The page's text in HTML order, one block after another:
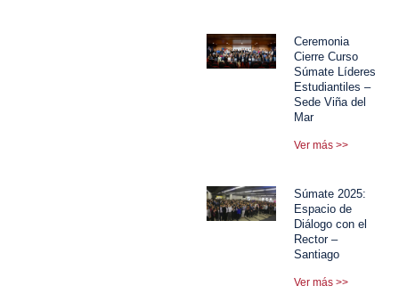
Ceremonia
Cierre Curso
Súmate Líderes
Estudiantiles –
Sede Viña del
Mar
Ver más >>
Súmate 2025:
Espacio de
Diálogo con el
Rector –
Santiago
Ver más >>